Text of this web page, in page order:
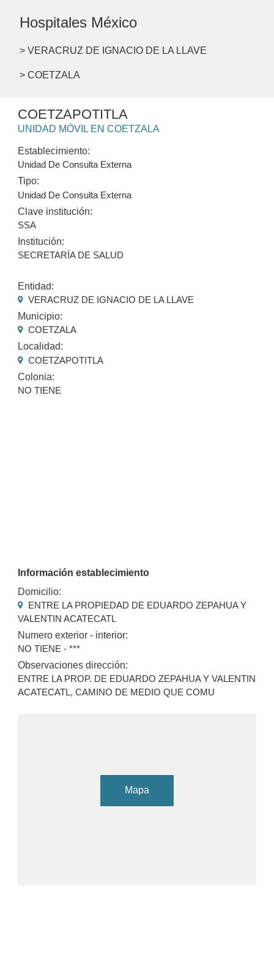
Hospitales México
> VERACRUZ DE IGNACIO DE LA LLAVE
> COETZALA
COETZAPOTITLA
UNIDAD MÓVIL EN COETZALA
Establecimiento:
Unidad De Consulta Externa
Tipo:
Unidad De Consulta Externa
Clave institución:
SSA
Institución:
SECRETARÍA DE SALUD
Entidad:
VERACRUZ DE IGNACIO DE LA LLAVE
Municipio:
COETZALA
Localidad:
COETZAPOTITLA
Colonia:
NO TIENE
Información establecimiento
Domicilio:
ENTRE LA PROPIEDAD DE EDUARDO ZEPAHUA Y
VALENTIN ACATECATL
Numero exterior - interior:
NO TIENE - ***
Observaciones dirección:
ENTRE LA PROP. DE EDUARDO ZEPAHUA Y VALENTIN
ACATECATL, CAMINO DE MEDIO QUE COMU
Mapa